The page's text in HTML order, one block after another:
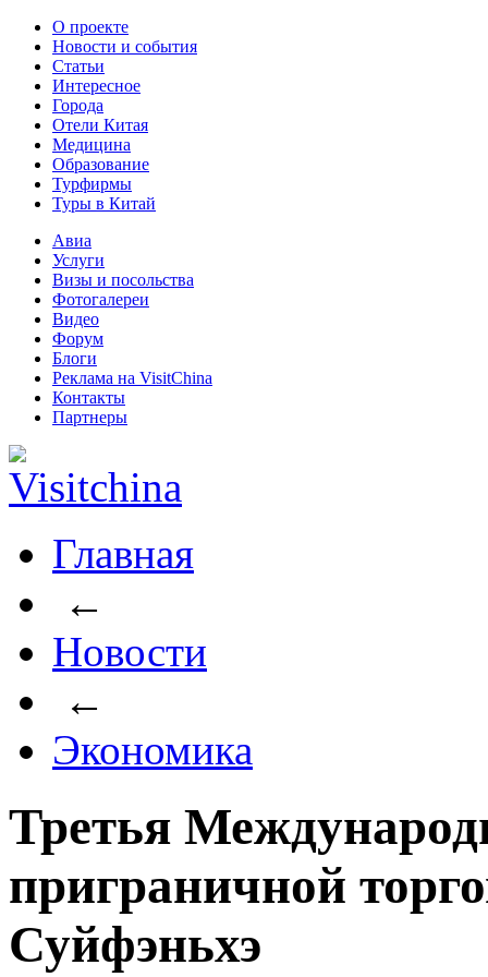
О проекте
Новости и события
Статьи
Интересное
Города
Отели Китая
Медицина
Образование
Турфирмы
Туры в Китай
Авиа
Услуги
Визы и посольства
Фотогалереи
Видео
Форум
Блоги
Реклама на VisitChina
Контакты
Партнеры
Главная
←
Новости
←
Экономика
Третья
приграничной
Суйфэньхэ